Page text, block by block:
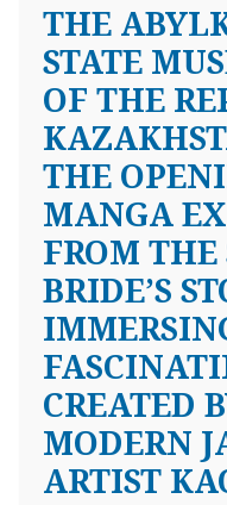
THE
STATE
OF THE
THE
MANGA
FROM THE
BRIDE’S
CREATED
MODERN
ARTIST